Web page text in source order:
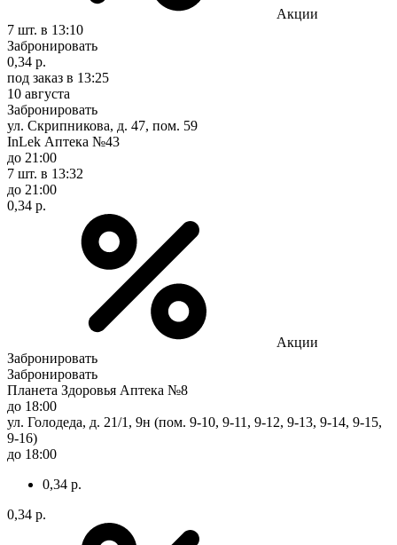
Акции
7 шт. в 13:10
Забронировать
0,34 р.
под заказ в 13:25
10 августа
Забронировать
ул. Скрипникова, д. 47, пом. 59
InLek Аптека №43
до 21:00
7 шт. в 13:32
до 21:00
0,34 р.
Акции
Забронировать
Забронировать
Планета Здоровья Аптека №8
до 18:00
ул. Голодеда, д. 21/1, 9н (пом. 9-10, 9-11, 9-12, 9-13, 9-14, 9-15,
9-16)
до 18:00
0,34 р.
0,34 р.